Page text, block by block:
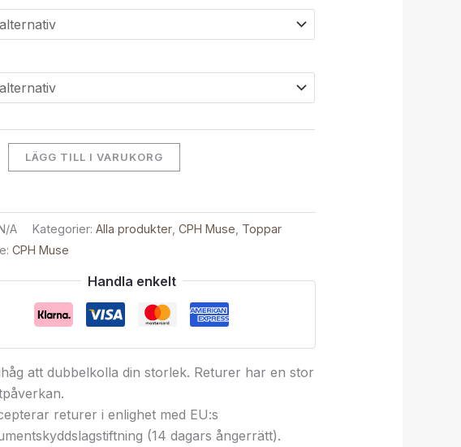
LÄGG TILL I VARUKORG
A Kategorier:Alla produkter ,CPH Muse Toppar
CPH Muse
Handla enkelt
att dubbelkolla din storlek. Returer har en stor
returer i enlighet med EU:s
(14 dagars ångerrätt).